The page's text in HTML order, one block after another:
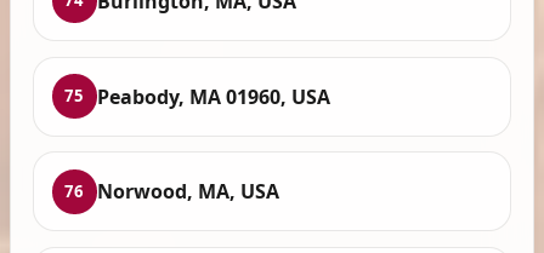
75 Peabody, MA 01960, USA
76 Norwood, MA, USA